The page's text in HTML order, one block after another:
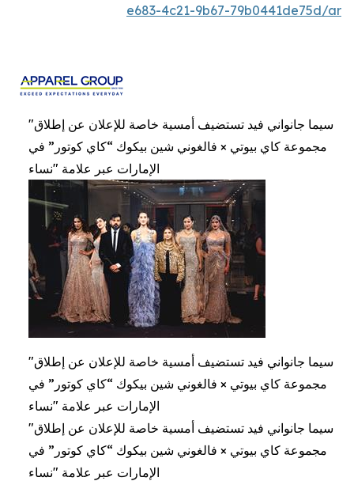
e683-4c21-9b67-79b0441de75d/ar
"سيما جانواني فيد تستضيف أمسية خاصة للإعلان عن إطلاق
مجموعة كاي بيوتي × فالغوني شين بيكوك “كاي كوتور” في
الإمارات عبر علامة "نساء
"سيما جانواني فيد تستضيف أمسية خاصة للإعلان عن إطلاق
مجموعة كاي بيوتي × فالغوني شين بيكوك “كاي كوتور” في
الإمارات عبر علامة "نساء
"سيما جانواني فيد تستضيف أمسية خاصة للإعلان عن إطلاق
مجموعة كاي بيوتي × فالغوني شين بيكوك “كاي كوتور” في
الإمارات عبر علامة "نساء